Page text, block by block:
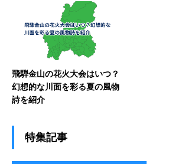
飛騨金山の花火大会はいつ？
幻想的な川面を彩る夏の風物
詩を紹介
特集記事